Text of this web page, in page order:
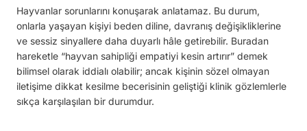
Hayvanlar sorunlarını konuşarak anlatamaz. Bu durum,
onlarla yaşayan kişiyi beden diline, davranış değişikliklerine
ve sessiz sinyallere daha duyarlı hâle getirebilir. Buradan
hareketle “hayvan sahipliği empatiyi kesin artırır” demek
bilimsel olarak iddialı olabilir; ancak kişinin sözel olmayan
iletişime dikkat kesilme becerisinin geliştiği klinik gözlemlerle
sıkça karşılaşılan bir durumdur.